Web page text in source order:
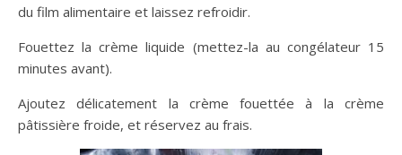
du film alimentaire et laissez refroidir.
Fouettez la crème liquide (mettez-la au congélateur 15
minutes avant).
Ajoutez délicatement la crème fouettée à la crème
pâtissière froide, et réservez au frais.